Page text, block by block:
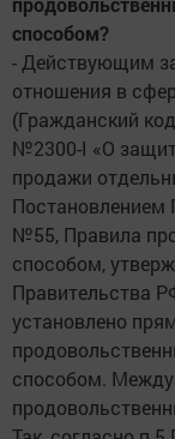
способом?
- Действующим
отношения в
(Гражданский
№2300-I «О
продажи
Постановлением
№55, Правила
способом,
Правительства
установлено
способом.